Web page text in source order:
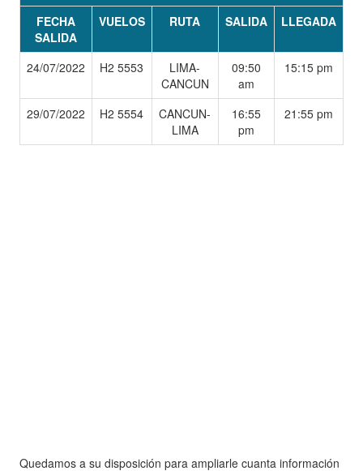
FECHA
SALIDA
VUELOS RUTA SALIDA LLEGADA
24/07/2022 H2 5553
LIMA-
CANCUN
09:50
am
15:15 pm
29/07/2022 H2 5554
CANCUN-
LIMA
16:55
pm
21:55 pm
Quedamos a su disposición para ampliarle cuanta información